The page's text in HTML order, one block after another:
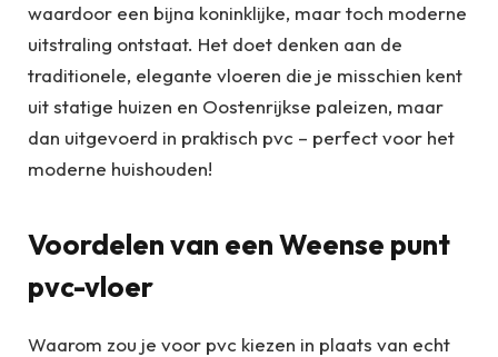
waardoor een bijna koninklijke, maar toch moderne
uitstraling ontstaat. Het doet denken aan de
traditionele, elegante vloeren die je misschien kent
uit statige huizen en Oostenrijkse paleizen, maar
dan uitgevoerd in praktisch pvc – perfect voor het
moderne huishouden!
Voordelen van een Weense punt
pvc-vloer
Waarom zou je voor pvc kiezen in plaats van echt